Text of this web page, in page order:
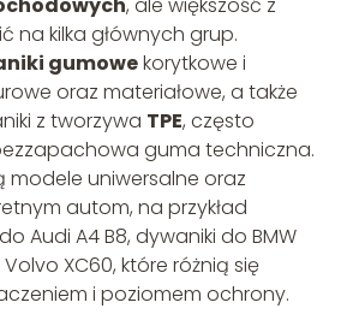
, ale większość z
na kilka głównych grup.
gumowekorytkowe i
oraz materiałowe, a także
z tworzywa TPE, często
guma techniczna.
uniwersalne oraz
autom, na przykład
Audi A4 B8, dywaniki do BMW
XC60, które różnią się
i poziomem ochrony.